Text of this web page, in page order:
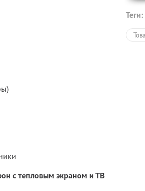
с тепловым экраном и ТВ
Теги: